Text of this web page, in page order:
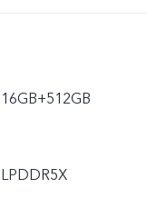
16GB+512GB
LPDDR5X